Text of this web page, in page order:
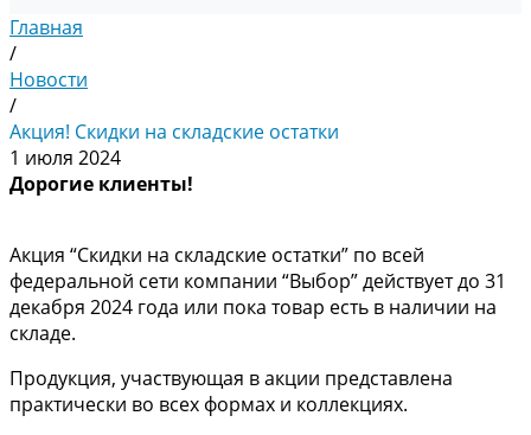
Главная
/
Новости
/
Акция! Скидки на складские остатки
1 июля 2024
Дорогие клиенты!
Акция “Скидки на складские остатки” по всей
федеральной сети компании “Выбор” действует до 31
декабря 2024 года или пока товар есть в наличии на
складе.
Продукция, участвующая в акции представлена
практически во всех формах и коллекциях.